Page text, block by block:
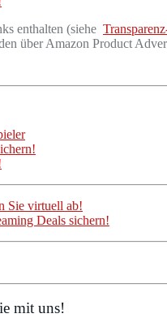
enthalten (siehe
über Amazon Product
Sie virtuell ab!
Deals sichern!
mit uns!